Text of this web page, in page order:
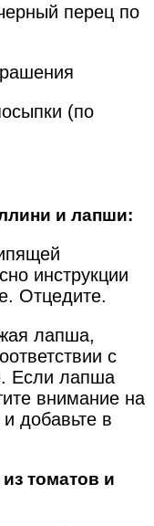
перец по
(по
и лапши:
инструкции
Отцедите.
лапша,
с
Если лапша
внимание на
добавьте в
томатов и